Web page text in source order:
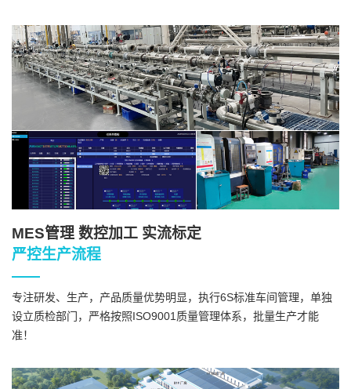
MES管理 数控加工 实流标定
严控生产流程
专注研发、生产，产品质量优势明显，执行6S标准车间管理，单独
设立质检部门，严格按照ISO9001质量管理体系，批量生产才能
准！